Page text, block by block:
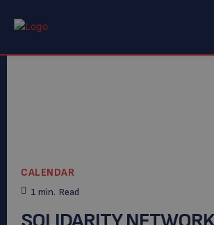
CALENDAR
1 min. Read